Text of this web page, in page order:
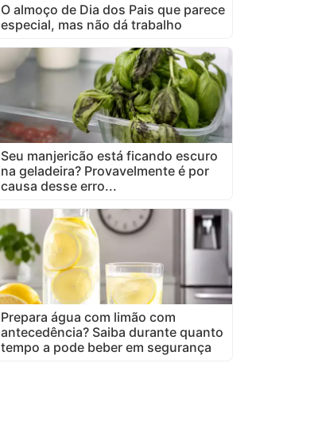
O almoço de Dia dos Pais que parece
especial, mas não dá trabalho
Seu manjericão está ficando escuro
na geladeira? Provavelmente é por
causa desse erro...
Prepara água com limão com
antecedência? Saiba durante quanto
tempo a pode beber em segurança